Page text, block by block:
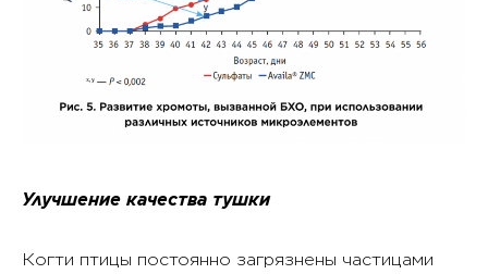
Улучшение качества тушки
Когти птицы постоянно загрязнены частицами